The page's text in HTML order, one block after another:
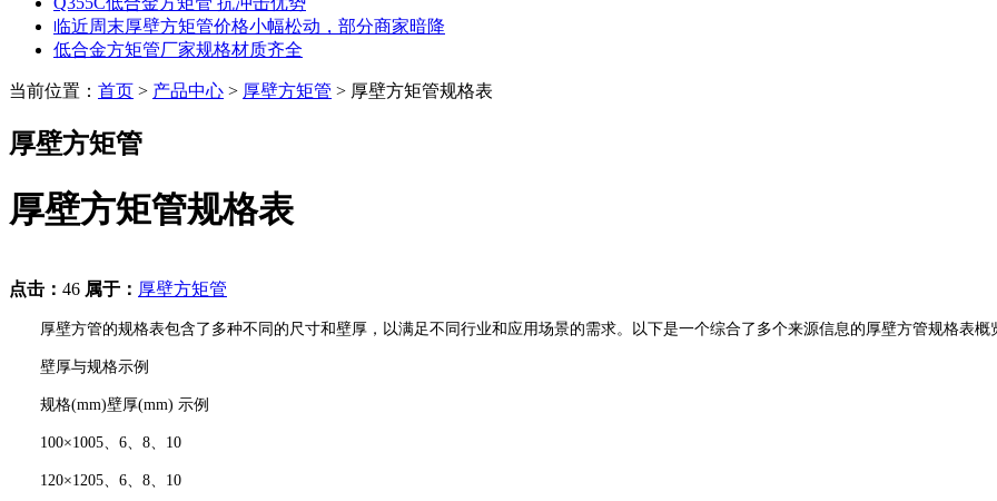
临近周末厚壁方矩管价格小幅松动，部分商家暗降
低合金方矩管厂家规格材质齐全
当前位置： 首页 > 产品中心 > 厚壁方矩管 > 厚壁方矩管规格表
厚壁方矩管
厚壁方矩管规格表
点击： 46 属于： 厚壁方矩管
厚壁方管的规格表包含了多种不同的尺寸和壁厚，以满足不同行业和应用场景的需求。以下是一个综合了多个来源信息的厚壁方管规格表概
壁厚与规格示例
规格(mm)壁厚(mm) 示例
100×1005、6、8、10
120×1205、6、8、10